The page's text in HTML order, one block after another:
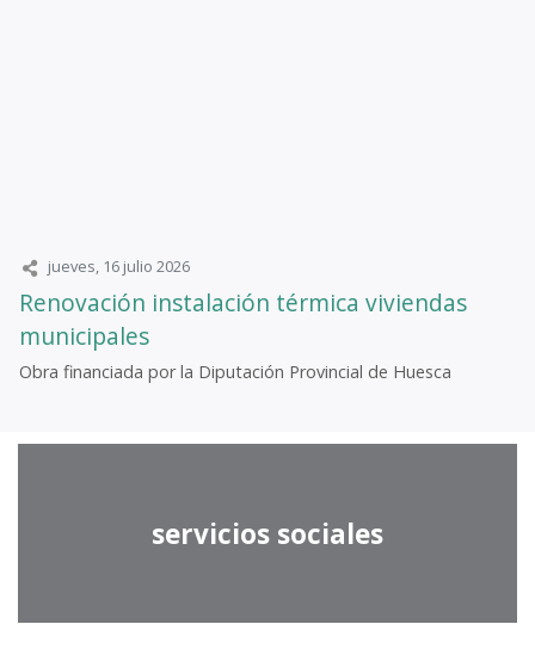
jueves, 16 julio 2026
Renovación instalación térmica viviendas
municipales
Obra financiada por la Diputación Provincial de Huesca
servicios sociales